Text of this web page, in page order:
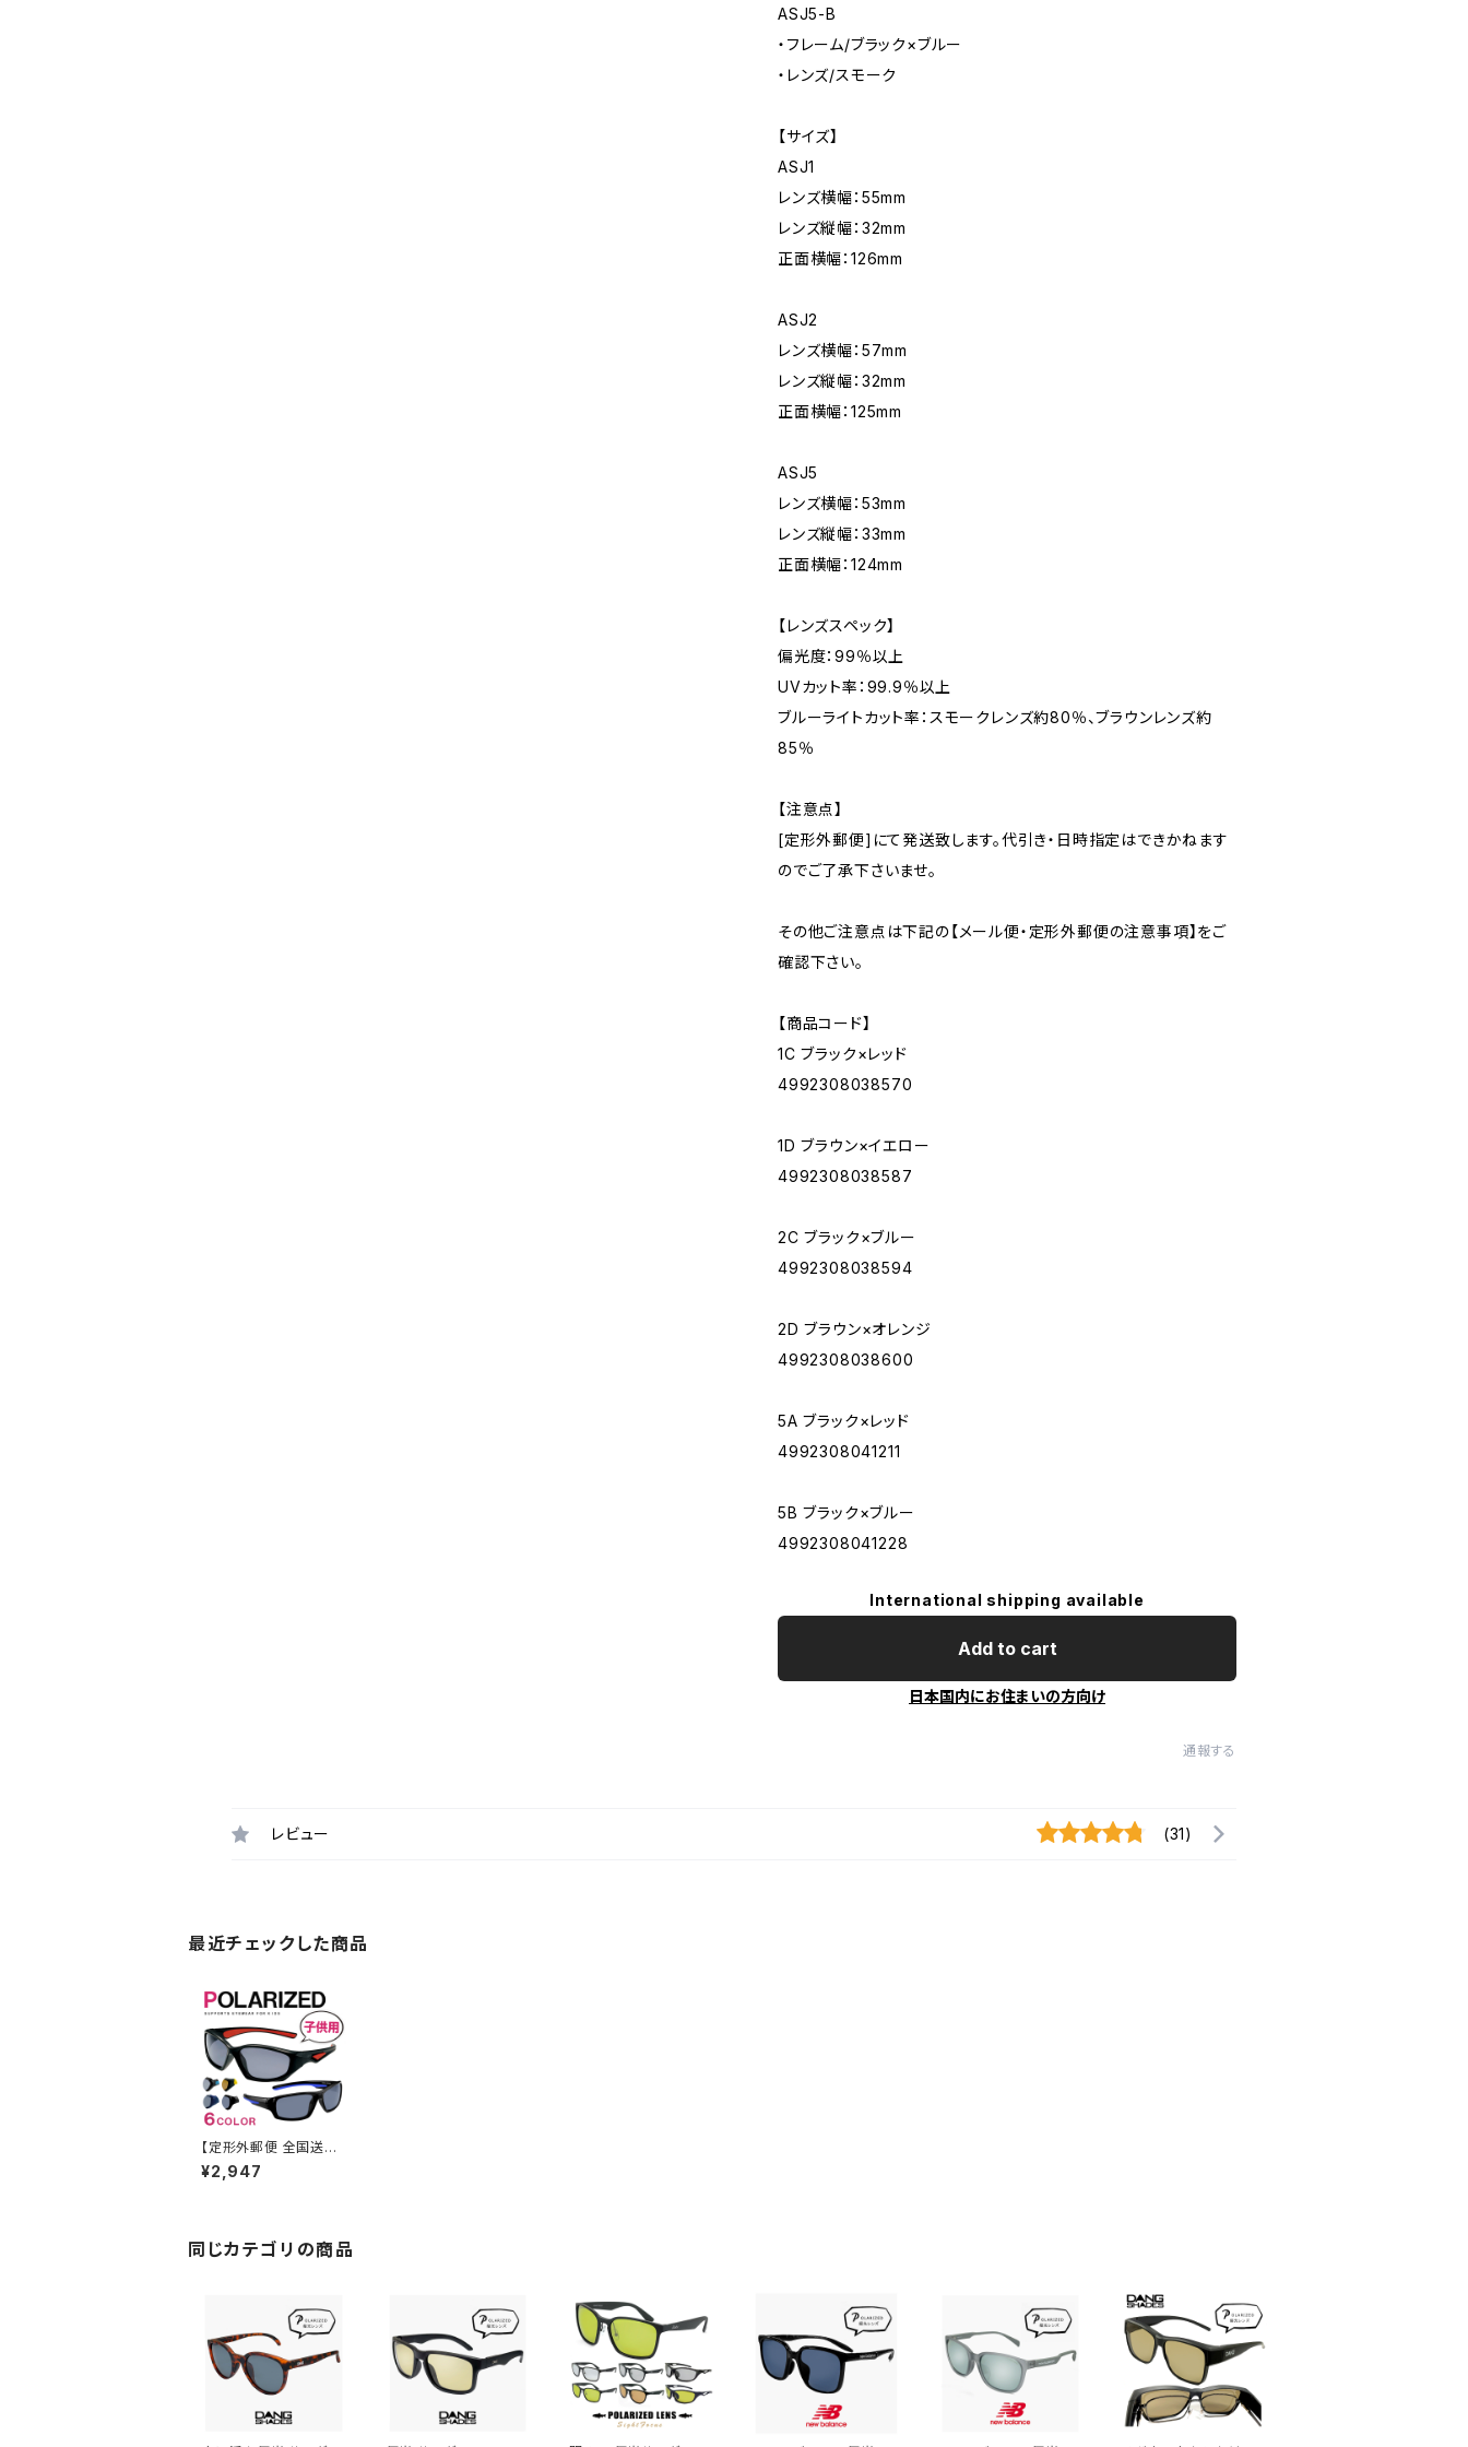
ASJ5-B
・フレーム/ブラック×ブルー
・レンズ/スモーク
【サイズ】
ASJ1
レンズ横幅：55mm
レンズ縦幅：32mm
正面横幅：126mm
ASJ2
レンズ横幅：57mm
レンズ縦幅：32mm
正面横幅：125mm
ASJ5
レンズ横幅：53mm
レンズ縦幅：33mm
正面横幅：124mm
【レンズスペック】
偏光度：99％以上
UVカット率：99.9％以上
ブルーライトカット率：スモークレンズ約80％、ブラウンレンズ約
85％
【注意点】
[定形外郵便]にて発送致します。代引き・日時指定はできかねます
のでご了承下さいませ。
その他ご注意点は下記の【メール便・定形外郵便の注意事項】をご
確認下さい。
【商品コード】
1C ブラック×レッド
4992308038570
1D ブラウン×イエロー
4992308038587
2C ブラック×ブルー
4992308038594
2D ブラウン×オレンジ
4992308038600
5A ブラック×レッド
4992308041211
5B ブラック×ブルー
4992308041228
International shipping available
Add to cart
日本国内にお住まいの方向け
通報する
レビュー (31)
最近チェックした商品
【定形外郵便 全国送料
無料】 子供用 偏光サン
グラス asj ブルーライト
ラス おすすめ 男の子 [
約５歳 から１０歳 まで
¥2,947
同じカテゴリの商品